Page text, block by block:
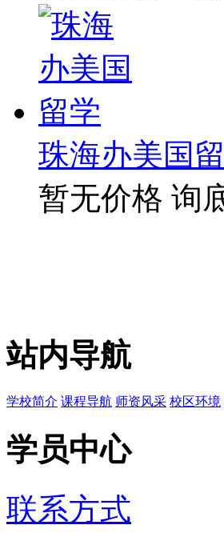
珠海办美国
暂无价格 询
站内导航
学校简介 课程导航 师资风采 校区环境
学员中心
联系方式